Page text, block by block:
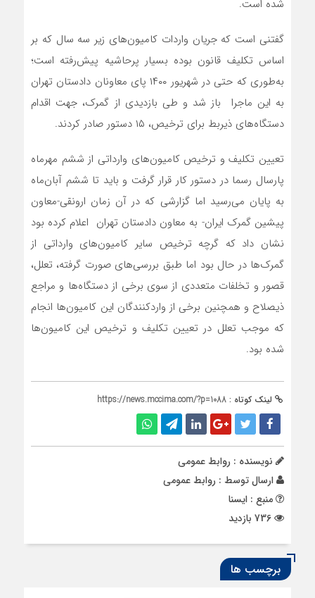
شده است.
گفتنی است که جریان واردات کامیون‌های زیر سه سال که بر
اساس تکلیف قانون بوده بسیار پرحاشیه پیش‌رفته است؛
به‌طوری که حتی در شهریور ۱۴۰۰ پای معاونان دادستان تهران
به این ماجرا باز شد و طی بازدیدی از گمرک، جهت اقدام
دستگاه‌های ذیربط برای ترخیص، ۱۵ دستور صادر کردند.
تعیین تکلیف و ترخیص کامیون‌های وارداتی از ششم مهرماه
پارسال رسما در دستور کار قرار گرفت و باید تا ششم آبان‌ماه
به پایان می‌رسید اما گزارشی که در آن زمان ارونقی-معاون
پیشین گمرک ایران- به معاون دادستان تهران اعلام کرده بود
نشان داد که گرچه ترخیص سایر کامیون‌های وارداتی از
گمرک‌ها در حال بود اما طبق بررسی‌های صورت گرفته، تعلل،
قصور و تخلفات متعددی از سوی برخی از دستگاه‌ها و مراجع
ذیصلاح و همچنین برخی از واردکنندگان این کامیون‌ها انجام
که موجب تعلل در تعیین تکلیف و ترخیص این کامیون‌ها
شده بود.
لینک کوتاه : https://news.mccima.com/?p=1088
نویسنده : روابط عمومی
ارسال توسط : روابط عمومی
منبع : ایسنا
برچسب ها